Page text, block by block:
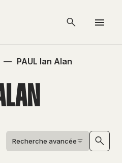
— PAUL Ian Alan
Recherche avancée